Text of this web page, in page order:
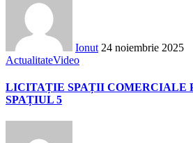
Ionut 24 noiembrie 2025
ActualitateVideo
LICITAȚIE SPAȚII COMERCIALE
SPAȚIUL 5